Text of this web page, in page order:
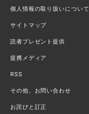
個人情報の取り扱いについて
サイトマップ
読者プレゼント提供
提携メディア
RSS
その他、お問い合わせ
お詫びと訂正